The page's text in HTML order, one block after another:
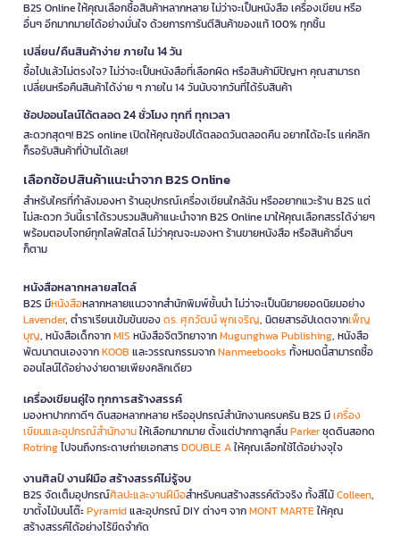
B2S Online ให้คุณเลือกซื้อสินค้าหลากหลาย ไม่ว่าจะเป็นหนังสือ เครื่องเขียน หรือ
อื่นๆ อีกมากมายได้อย่างมั่นใจ ด้วยการการันตีสินค้าของแท้ 100% ทุกชิ้น
เปลี่ยน/คืนสินค้าง่าย ภายใน 14 วัน
ซื้อไปแล้วไม่ตรงใจ? ไม่ว่าจะเป็นหนังสือที่เลือกผิด หรือสินค้ามีปัญหา คุณสามารถ
เปลี่ยนหรือคืนสินค้าได้ง่าย ๆ ภายใน 14 วันนับจากวันที่ได้รับสินค้า
ช้อปออนไลน์ได้ตลอด 24 ชั่วโมง ทุกที่ ทุกเวลา
สะดวกสุดๆ! B2S online เปิดให้คุณช้อปได้ตลอดวันตลอดคืน อยากได้อะไร แค่คลิก
ก็รอรับสินค้าที่บ้านได้เลย!
เลือกช้อปสินค้าแนะนำจาก B2S Online
สำหรับใครที่กำลังมองหา ร้านอุปกรณ์เครื่องเขียนใกล้ฉัน หรืออยากแวะร้าน B2S แต่
ไม่สะดวก วันนี้เราได้รวบรวมสินค้าแนะนำจาก B2S Online มาให้คุณเลือกสรรได้ง่ายๆ
พร้อมตอบโจทย์ทุกไลฟ์สไตล์ ไม่ว่าคุณจะมองหา ร้านขายหนังสือ หรือสินค้าอื่นๆ
ก็ตาม
หนังสือหลากหลายสไตล์
B2S มีหนังสือหลากหลายแนวจากสำนักพิมพ์ชั้นนำ ไม่ว่าจะเป็นนิยายยอดนิยมอย่าง
Lavender, ตำราเรียนเข้มข้นของดร. ศุภวัฒน์ พุกเจริญ, นิตยสารอัปเดตจากเพ็ญ
บุญ, หนังสือเด็กจากMIS หนังสือจิตวิทยาจากMugunghwa Publishing, หนังสือ
พัฒนาตนเองจากKOOB และวรรณกรรมจากNanmeebooks ทั้งหมดนี้สามารถซื้อ
ออนไลน์ได้อย่างง่ายดายเพียงคลิกเดียว
เครื่องเขียนคู่ใจ ทุกการสร้างสรรค์
มองหาปากกาดีๆ ดินสอหลากหลาย หรืออุปกรณ์สำนักงานครบครัน B2S มีเครื่อง
เขียนและอุปกรณ์สำนักงานให้เลือกมากมาย ตั้งแต่ปากกาลูกลื่นParkerชุดดินสอกด
Rotringไปจนถึงกระดาษถ่ายเอกสารDOUBLE Aให้คุณเลือกใช้ได้อย่างจุใจ
งานศิลป์ งานฝีมือ สร้างสรรค์ไม่รู้จบ
B2S จัดเต็มอุปกรณ์ศิลปะและงานฝีมือสำหรับคนสร้างสรรค์ตัวจริง ทั้งสีไม้Colleen,
ขาตั้งไม้บนโต๊ะPyramidและอุปกรณ์ DIY ต่างๆ จากMONT MARTEให้คุณ
สร้างสรรค์ได้อย่างไร้ขีดจำกัด